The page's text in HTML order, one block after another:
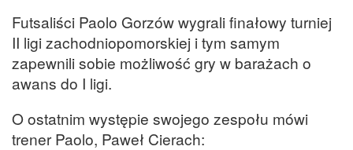
Futsaliści Paolo Gorzów wygrali finałowy turniej
II ligi zachodniopomorskiej i tym samym
zapewnili sobie możliwość gry w barażach o
awans do I ligi.
O ostatnim występie swojego zespołu mówi
trener Paolo, Paweł Cierach: